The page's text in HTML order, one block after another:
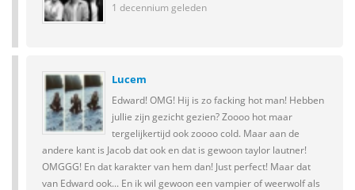
1 decennium geleden
Lucem
Edward! OMG! Hij is zo facking hot man! Hebben
jullie zijn gezicht gezien? Zoooo hot maar
tergelijkertijd ook zoooo cold. Maar aan de
andere kant is Jacob dat ook en dat is gewoon taylor lautner!
OMGGG! En dat karakter van hem dan! Just perfect! Maar dat
van Edward ook... En ik wil gewoon een vampier of weerwolf als